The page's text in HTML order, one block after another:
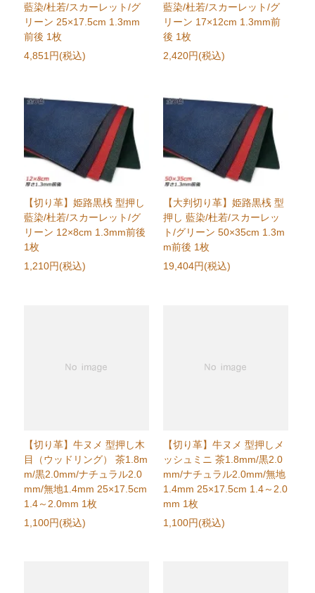
藍染/杜若/スカーレット/グ
リーン 25×17.5cm 1.3mm
前後 1枚
4,851円(税込)
藍染/杜若/スカーレット/グ
リーン 17×12cm 1.3mm前
後 1枚
2,420円(税込)
【切り革】姫路黒桟 型押し
藍染/杜若/スカーレット/グ
リーン 12×8cm 1.3mm前後
1枚
1,210円(税込)
【大判切り革】姫路黒桟 型
押し 藍染/杜若/スカーレッ
ト/グリーン 50×35cm 1.3m
m前後 1枚
19,404円(税込)
【切り革】牛ヌメ 型押し木
目（ウッドリング） 茶1.8m
m/黒2.0mm/ナチュラル2.0
mm/無地1.4mm 25×17.5cm
1.4～2.0mm 1枚
1,100円(税込)
【切り革】牛ヌメ 型押しメ
ッシュミニ 茶1.8mm/黒2.0
mm/ナチュラル2.0mm/無地
1.4mm 25×17.5cm 1.4～2.0
mm 1枚
1,100円(税込)